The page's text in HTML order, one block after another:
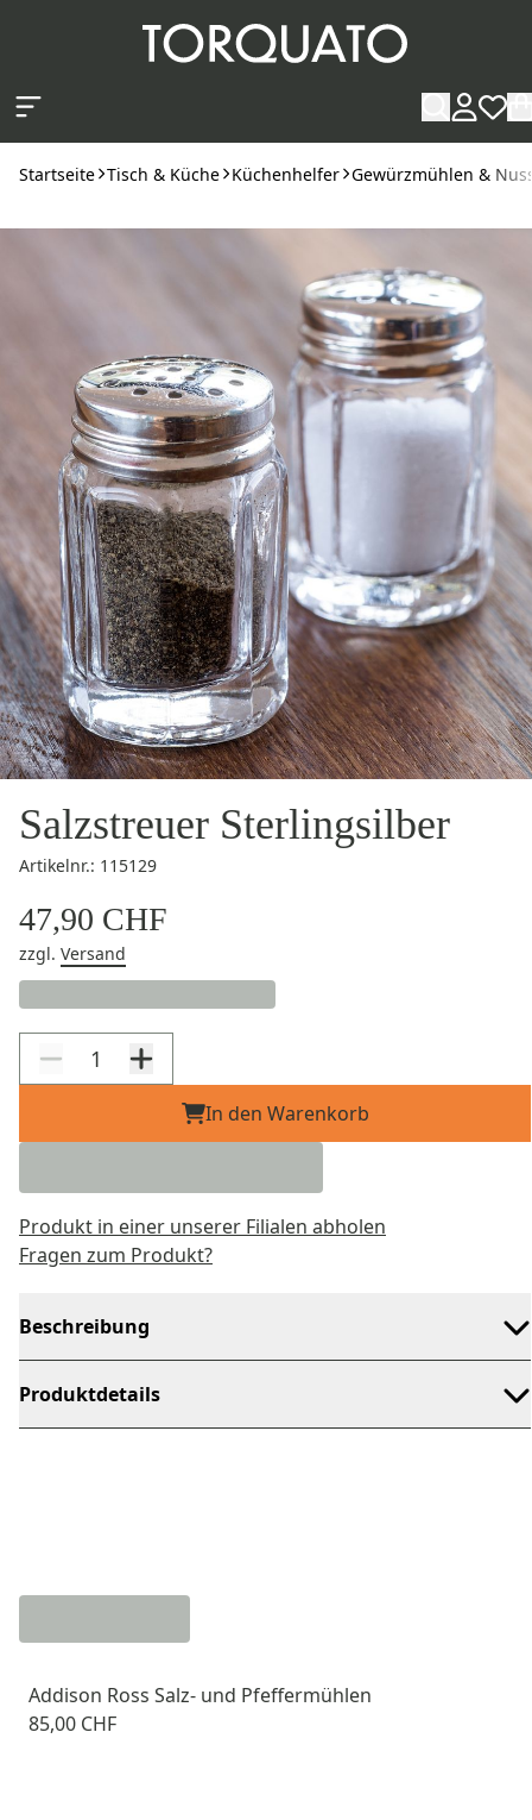
Startseite Tisch & Küche Küchenhelfer Gewürzmühlen &
Salzstreuer Sterlingsilber
Artikelnr.: 115129
47,90 CHF
zzgl. Versand
In den Warenkorb
Produkt in einer unserer Filialen abholen
Fragen zum Produkt?
Beschreibung
Produktdetails
Addison Ross Salz- und Pfeffermühlen
85,00 CHF